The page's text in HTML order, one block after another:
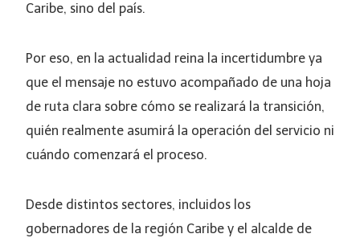
Caribe, sino del país.
Por eso, en la actualidad reina la incertidumbre ya
que el mensaje no estuvo acompañado de una hoja
de ruta clara sobre cómo se realizará la transición,
quién realmente asumirá la operación del servicio ni
cuándo comenzará el proceso.
Desde distintos sectores, incluidos los
gobernadores de la región Caribe y el alcalde de